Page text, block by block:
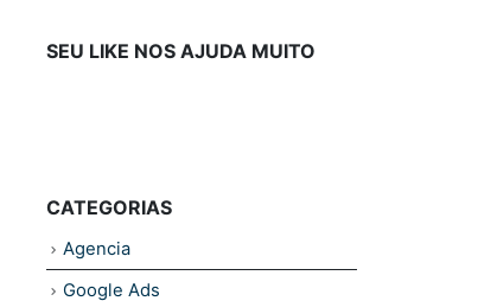
SEU LIKE NOS AJUDA MUITO
CATEGORIAS
Agencia
Google Ads